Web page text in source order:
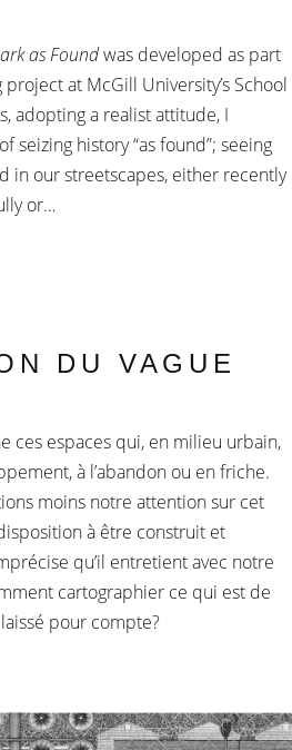
as Foundwas developed as part
at McGill University’s School
adopting a realist attitude, I
seizing history “as found”; seeing
in our streetscapes, either recently
or…
DU VAGUE
ces espaces qui, en milieu urbain,
à l’abandon ou en friche.
moins notre attention sur cet
à être construit et
qu’il entretient avec notre
cartographier ce qui est de
pour compte?